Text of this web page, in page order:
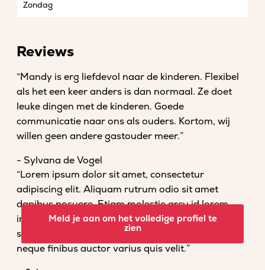
Zondag
Reviews
“Mandy is erg liefdevol naar de kinderen. Flexibel
als het een keer anders is dan normaal. Ze doet
leuke dingen met de kinderen. Goede
communicatie naar ons als ouders. Kortom, wij
willen geen andere gastouder meer.”
- Sylvana de Vogel
“Lorem ipsum dolor sit amet, consectetur
adipiscing elit. Aliquam rutrum odio sit amet
dapibus posuere. Etiam molestie arcu id lorem
imperdiet convallis. Fusce venenatis nisl nec dolor
scelerisque tempor. Vestibulum et magna vel
neque finibus auctor varius quis velit.”
Meld je aan om het volledige profiel te
zien